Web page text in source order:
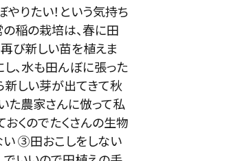
りたい！という気持ち
稲の栽培は、春に田
び新しい苗を植えま
、水も田んぼに張った
新しい芽が出てきて秋
た農家さんに倣って私
くのでたくさんの生物
③田おこしをしない